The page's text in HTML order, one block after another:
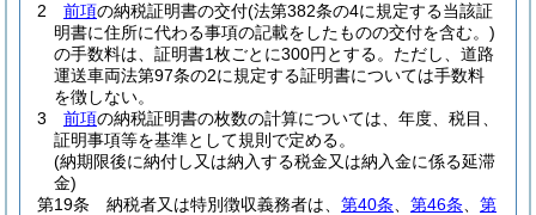
2
前項の納税証明書の交付(法第382条の4に規定する当該証
明書に住所に代わる事項の記載をしたものの交付を含む。)
の手数料は、証明書1枚ごとに300円とする。 ただし、道路
運送車両法第97条の2に規定する証明書については手数料
を徴しない。
3
前項の納税証明書の枚数の計算については、年度、税目、
証明事項等を基準として規則で定める。
(納期限後に納付し又は納入する税金又は納入金に係る延滞
金)
第19条
納税者又は特別徴収義務者は、 第40条 第46条
第